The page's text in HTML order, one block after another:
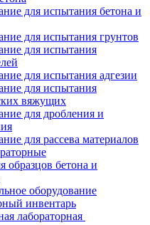
для испытания бетона и
для испытания грунтов
для испытания
для испытания адгезии
для испытания
вяжущих
для дробления и
для рассева материалов
образцов бетона и
оборудование
инвентарь
лабораторная